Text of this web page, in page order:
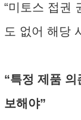
“미토스 접권
도 없어 해당
“특정 제품
보해야”